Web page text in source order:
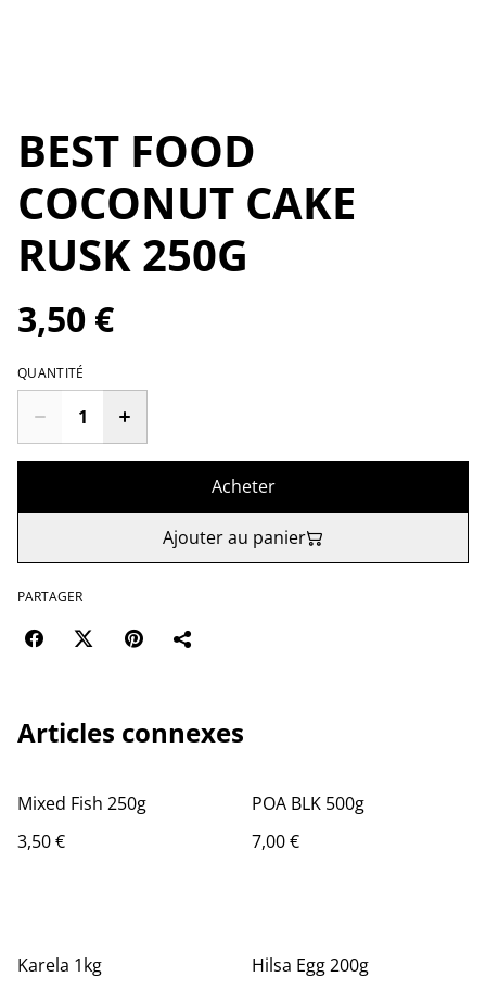
BEST FOOD
COCONUT CAKE
RUSK 250G
3,50 €
QUANTITÉ
Acheter
Ajouter au panier
PARTAGER
Articles connexes
Mixed Fish 250g
3,50 €
POA BLK 500g
7,00 €
Karela 1kg Hilsa Egg 200g